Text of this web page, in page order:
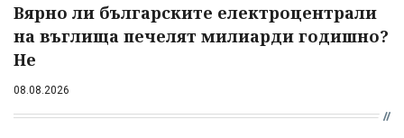
Вярно ли българските електроцентрали
на въглища печелят милиарди годишно?
Не
08.08.2026